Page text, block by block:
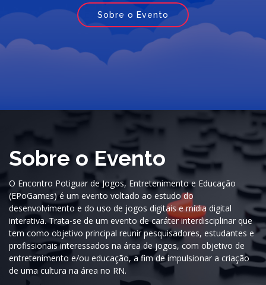
Sobre o Evento
Sobre o Evento
O Encontro Potiguar de Jogos, Entretenimento e Educação
(EPoGames) é um evento voltado ao estudo do
desenvolvimento e do uso de jogos digitais e mídia digital
interativa. Trata-se de um evento de caráter interdisciplinar que
tem como objetivo principal reunir pesquisadores, estudantes e
profissionais interessados na área de jogos, com objetivo de
entretenimento e/ou educação, a fim de impulsionar a criação
de uma cultura na área no RN.